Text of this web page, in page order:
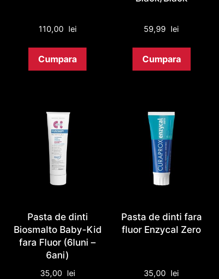
110,00 lei
Cumpara
59,99 lei
Cumpara
Pasta de dinti
Biosmalto Baby-Kid
fara Fluor (6luni –
6ani)
35,00 lei
Pasta de dinti fara
fluor Enzycal Zero
35,00 lei